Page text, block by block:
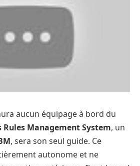
aucun équipage à bord du
Rules Management System, un
, sera son seul guide. Ce
autonome et ne